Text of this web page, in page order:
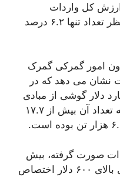
کل واردات
گوشی، بیش از ۳۲ درصد و از نظر تعداد تنها ۶.۲ درصد
امور گمرکی گمرک
نشان می دهد که در
در مجموع ۴.۲ میلیارد دلار گوشی از مبادی
رسمی وارد ایران شده است که تعداد آن بیش از ۱۷.۷
دلار واردات صورت گرفته، بیش
از ۱.۳ میلیارد دلار به گوشی‌های بالای ۶۰۰ دلار اختصاص